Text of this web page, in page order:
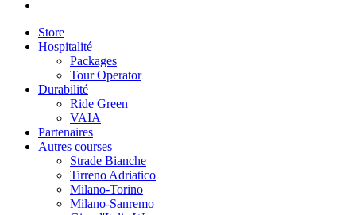
Store
Hospitalité
Packages
Tour Operator
Durabilité
Ride Green
VAIA
Partenaires
Autres courses
Strade Bianche
Tirreno Adriatico
Milano-Torino
Milano-Sanremo